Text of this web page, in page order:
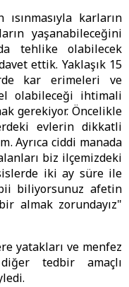
karların
yaşanabileceğini
tehlike olabilecek
ettik. Yaklaşık 15
kar erimeleri ve
olabileceği ihtimali
gerekiyor. Öncelikle
evlerin dikkatli
Ayrıca ciddi manada
biz ilçemizdeki
iki ay süre ile
biliyorsunuz afetin
almak zorundayız"
yatakları ve menfez
tedbir amaçlı